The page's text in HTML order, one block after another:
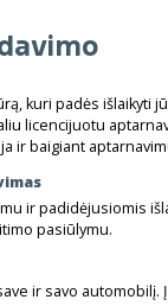
kuri padės
licencijuotu
ir baigiant
ir padidėjusiomis
pasiūlymu.
ir savo